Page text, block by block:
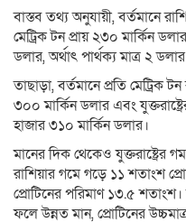
বাস্তব তথ্য অনুযায়ী, বর্তমানে
মেট্রিক টন প্রায় ২৩০ মার্কিন
ডলার, অর্থাৎ পার্থক্য মাত্র ২
তাছাড়া, বর্তমানে প্রতি মেট্রিক
৩০০ মার্কিন ডলার এবং
হাজার ৩১০ মার্কিন ডলার।
মানের দিক থেকেও যুক্তরাষ্ট্রের
রাশিয়ার গমে গড়ে ১১ শতাংশ
প্রোটিনের পরিমাণ ১৩.৫
ফলে উন্নত মান, প্রোটিনের